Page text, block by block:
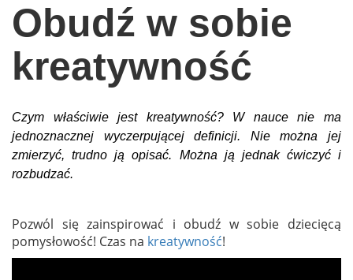
zabawy dla dzieci
Inspiracje
podróże
zrób to sam
kuchnia
praca
Obudź w sobie
kreatywność
Czym właściwie jest kreatywność? W nauce nie ma
jednoznacznej wyczerpującej definicji. Nie można jej
zmierzyć, trudno ją opisać. Można ją jednak ćwiczyć i
rozbudzać.
Pozwól się zainspirować i obudź w sobie dziecięcą
pomysłowość! Czas na kreatywność!